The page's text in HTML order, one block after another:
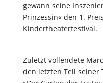
gewann seine
Prinzessin« den 1.
Kindertheaterfestival.
Zuletzt vollendete
den letzten Teil seiner